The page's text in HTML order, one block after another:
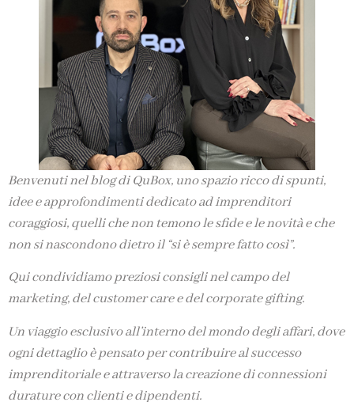
Benvenuti nel blog di QuBox, uno spazio ricco di spunti,
idee e approfondimenti dedicato ad imprenditori
coraggiosi, quelli che non temono le sfide e le novità e che
non si nascondono dietro il “si è sempre fatto così”.
Qui condividiamo preziosi consigli nel campo del
marketing, del customer care e del corporate gifting.
Un viaggio esclusivo all’interno del mondo degli affari, dove
ogni dettaglio è pensato per contribuire al successo
imprenditoriale e attraverso la creazione di connessioni
durature con clienti e dipendenti.